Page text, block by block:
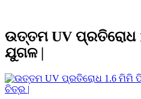
ଉତ୍ତମ UV ପ୍ରତିରୋଧ
ଯୁଗଳ |